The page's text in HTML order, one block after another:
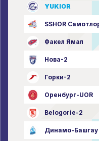
YUKIOR
SSHOR
Факел Ямал
Нова-2
Горки-2
Оренбург-UOR
Belogorie-2
Динамо-Башгау